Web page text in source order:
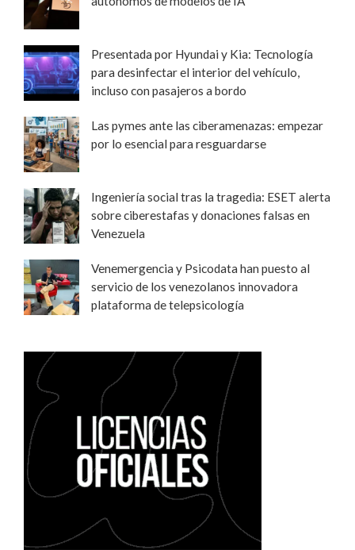
Presentada por Hyundai y Kia: Tecnología
para desinfectar el interior del vehículo,
incluso con pasajeros a bordo
Las pymes ante las ciberamenazas: empezar
por lo esencial para resguardarse
Ingeniería social tras la tragedia: ESET alerta
sobre ciberestafas y donaciones falsas en
Venezuela
Venemergencia y Psicodata han puesto al
servicio de los venezolanos innovadora
plataforma de telepsicología